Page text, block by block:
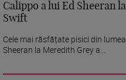
Calippo a lui Ed Sheeran
Swift
Cele mai răsfățate pisici din
Sheeran la Meredith Grey a...